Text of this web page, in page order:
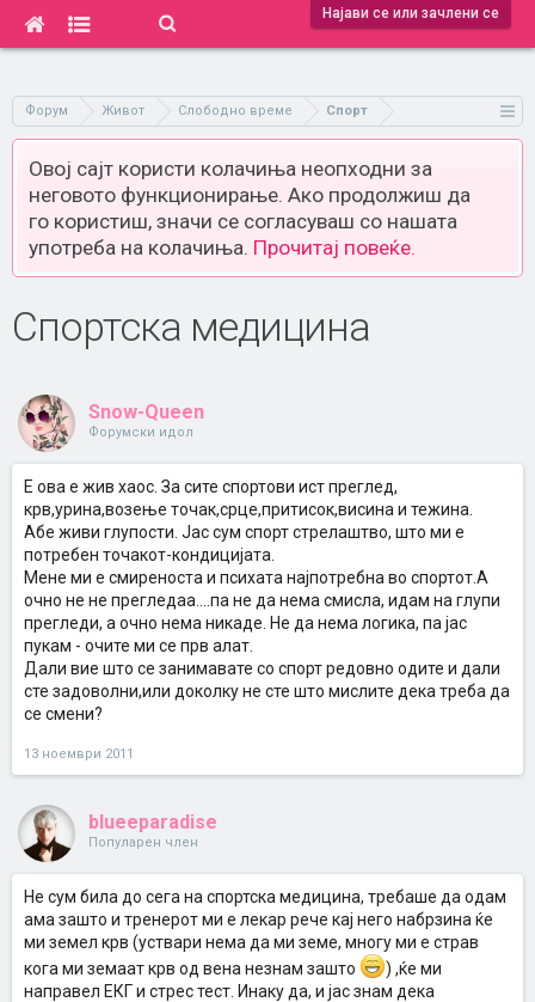
Најави се или зачлени се
Форум Живот Слободно време Спорт
Овој сајт користи колачиња неопходни за
неговото функционирање. Ако продолжиш да
го користиш, значи се согласуваш со нашата
употреба на колачиња. Прочитај повеќе.
Спортска медицина
Snow-Queen
Форумски идол
Е ова е жив хаос. За сите спортови ист преглед,
крв,урина,возење точак,срце,притисок,висина и тежина.
Абе живи глупости. Јас сум спорт стрелаштво, што ми е
потребен точакот-кондицијата.
Мене ми е смиреноста и психата најпотребна во спортот.А
очно не не прегледаа....па не да нема смисла, идам на глупи
прегледи, а очно нема никаде. Не да нема логика, па јас
пукам - очите ми се прв алат.
Дали вие што се занимавате со спорт редовно одите и дали
сте задоволни,или доколку не сте што мислите дека треба да
се смени?
13 ноември 2011
blueeparadise
Популарен член
Не сум била до сега на спортска медицина, требаше да одам
ама зашто и тренерот ми е лекар рече кај него набрзина ќе
ми земел крв (уствари нема да ми земе, многу ми е страв
кога ми земаат крв од вена незнам зашто
) ,ќе ми
направел ЕКГ и стрес тест. Инаку да, и јас знам дека